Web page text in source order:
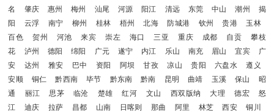
名
肇庆 惠州 梅州 汕尾 河源 阳江 清远 东莞 中山 潮州
揭
阳
云浮 南宁 柳州 桂林 梧州 北海 防城港 钦州 贵港
玉林
百色
贺州 河池 来宾 崇左 海口 三亚 重庆 成都 自贡
攀枝
花
泸州 德阳 绵阳 广元 遂宁 内江 乐山 南充 眉山 宜宾
广
安
达州 雅安 巴中 资阳 阿坝 甘孜 凉山 贵阳 六盘水
遵义
安顺
铜仁 黔西南 毕节 黔东南 黔南 昆明 曲靖 玉溪 保山
昭
通
丽江 思茅 临沧 楚雄 红河 文山 西双版纳 大理 德宏
怒
江
迪庆 拉萨 昌都 山南 日喀则 那曲 阿里 林芝 西安
铜川